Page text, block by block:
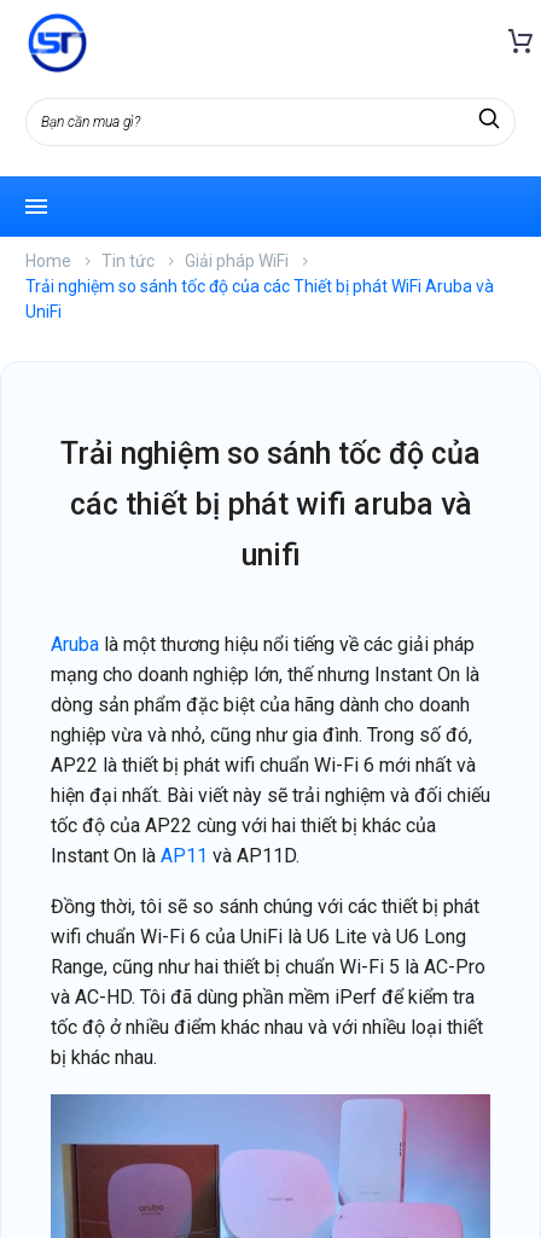
Home Tin tức
Giải pháp WiFi
Trải nghiệm so sánh tốc độ của các Thiết bị phát WiFi Aruba và
UniFi
trải nghiệm so sánh tốc độ của
các thiết bị phát wifi aruba và
unifi
Aruba là một thương hiệu nổi tiếng về các giải pháp
mạng cho doanh nghiệp lớn, thế nhưng Instant On là
dòng sản phẩm đặc biệt của hãng dành cho doanh
nghiệp vừa và nhỏ, cũng như gia đình. Trong số đó,
AP22 là thiết bị phát wifi chuẩn Wi-Fi 6 mới nhất và
hiện đại nhất. Bài viết này sẽ trải nghiệm và đối chiếu
tốc độ của AP22 cùng với hai thiết bị khác của
Instant On là AP11 và AP11D.
Đồng thời, tôi sẽ so sánh chúng với các thiết bị phát
wifi chuẩn Wi-Fi 6 của UniFi là U6 Lite và U6 Long
Range, cũng như hai thiết bị chuẩn Wi-Fi 5 là AC-Pro
và AC-HD. Tôi đã dùng phần mềm iPerf để kiểm tra
tốc độ ở nhiều điểm khác nhau và với nhiều loại thiết
bị khác nhau.